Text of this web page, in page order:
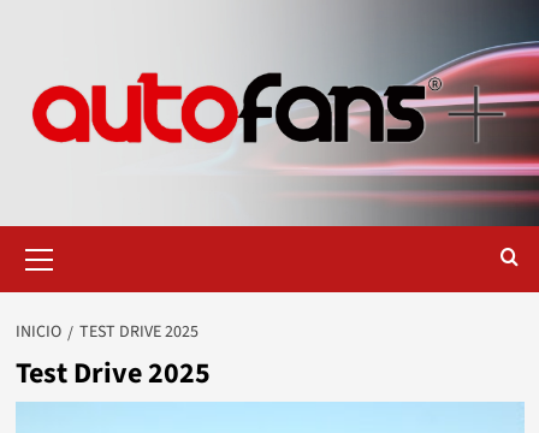
primario
INICIO TEST DRIVE 2025
Test Drive 2025